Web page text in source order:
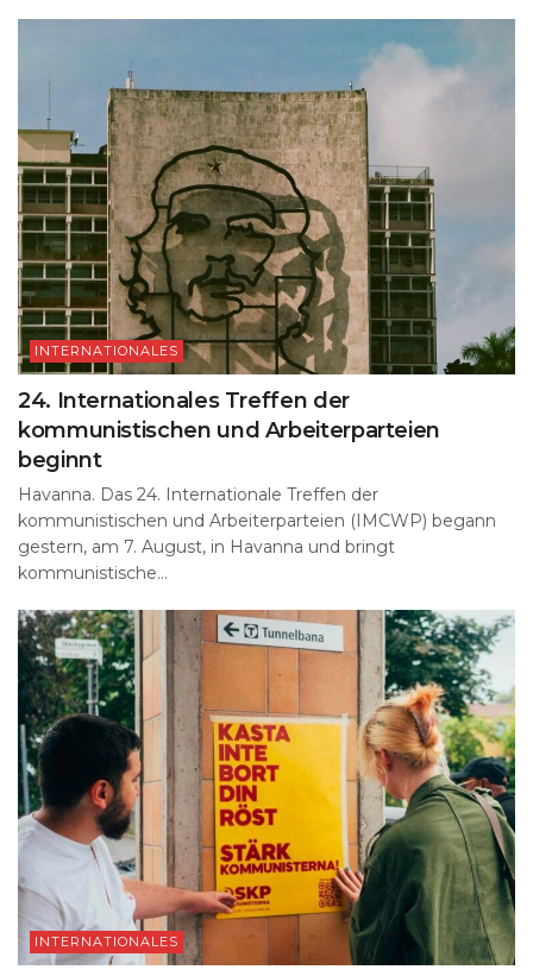
INTERNATIONALES
24. Internationales Treffen der
kommunistischen und Arbeiterparteien
beginnt
Havanna. Das 24. Internationale Treffen der
kommunistischen und Arbeiterparteien (IMCWP) begann
gestern, am 7. August, in Havanna und bringt
kommunistische...
INTERNATIONALES